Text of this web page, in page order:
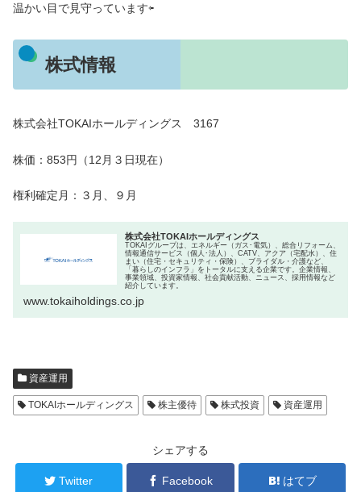
温かい目で見守っています⇦
株式情報
株式会社TOKAIホールディングス 3167
株価：853円（12月３日現在）
権利確定月：３月、９月
株式会社TOKAIホールディングス
TOKAIグループは、エネルギー（ガス･電気）、総合リフォーム、
情報通信サービス（個人･法人）、CATV、アクア（宅配水）、住
まい（住宅・セキュリティ・保険）、ブライダル・介護など、
「暮らしのインフラ」をトータルに支える企業です。企業情報、
事業領域、投資家情報、社会貢献活動、ニュース、採用情報など
紹介しています。
www.tokaiholdings.co.jp
資産運用
TOKAIホールディングス 株主優待 株式投資 資産運用
シェアする
Twitter Facebook はてブ